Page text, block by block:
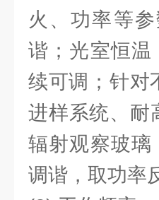
火、功率等
谐；光室恒温
续可调；针对
进样系统、耐
辐射观察玻璃
调谐，取功率